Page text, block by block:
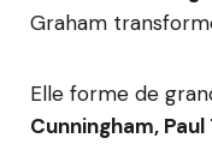
Graham
Elle forme de
Cunningham,